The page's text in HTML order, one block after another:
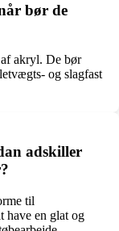
bør de
af akryl. De bør
og slagfast
adskiller
til
have en glat og